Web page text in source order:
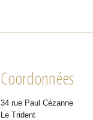
Coordonnées
34 rue Paul Cézanne
Le Trident